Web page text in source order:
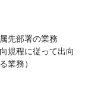
先部署の業務
規程に従って出向
業務）